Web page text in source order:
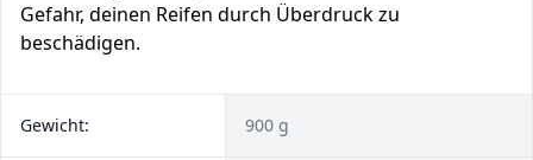
Gefahr, deinen Reifen durch Überdruck zu
beschädigen.
Gewicht: 900 g